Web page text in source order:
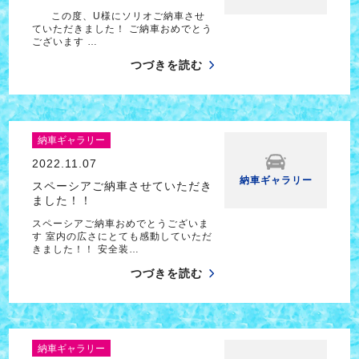
この度、U様にソリオご納車させ
ていただきました！ ご納車おめでとう
ございます …
つづきを読む
納車ギャラリー
2022.11.07
スペーシアご納車させていただき
ました！！
スペーシアご納車おめでとうございま
す 室内の広さにとても感動していただ
きました！！ 安全装…
つづきを読む
納車ギャラリー
納車ギャラリー